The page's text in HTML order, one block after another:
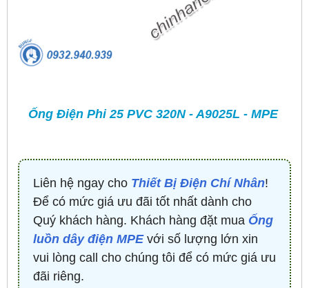
Ống Điện Phi 25 PVC 320N - A9025L - MPE
Liên hệ ngay cho Thiết Bị Điện Chí Nhân!
Để có mức giá ưu đãi tốt nhất dành cho
Quý khách hàng. Khách hàng đặt mua Ống
luồn dây điện MPEvới số lượng lớn xin
vui lòng call cho chúng tôi để có mức giá ưu
đãi riêng.